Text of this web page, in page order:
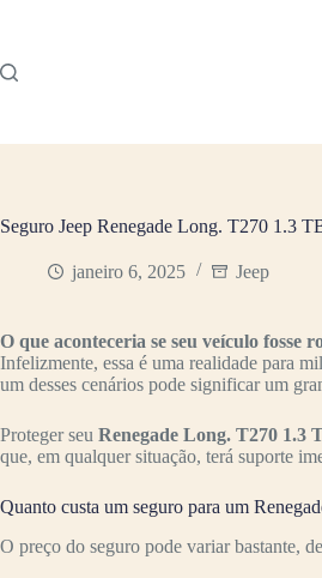
conteúdo
Seguro Jeep Renegade Long. T270 1.3
janeiro 6, 2025 Jeep
O que aconteceria se seu veículo fosse
Infelizmente, essa é uma realidade para
um desses cenários pode significar um
Proteger seu Renegade Long. T270 1.3
que, em qualquer situação, terá suporte
Quanto custa um seguro para um
O preço do seguro pode variar bastante,